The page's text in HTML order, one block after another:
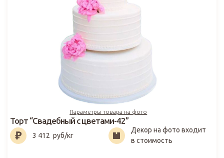
Параметры товара на фото
3 412₽
Торт “Свадебный с цветами-42”
3 412 руб/кг
Декор на фото входит
в стоимость